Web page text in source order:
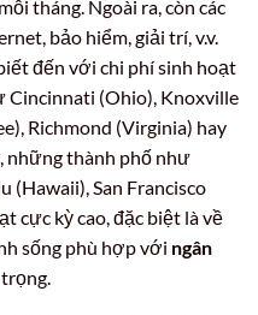
tháng. Ngoài ra, còn các
bảo hiểm, giải trí, v.v.
đến với chi phí sinh hoạt
Cincinnati (Ohio), Knoxville
Richmond (Virginia) hay
những thành phố như
(Hawaii), San Francisco
cực kỳ cao, đặc biệt là về
sống phù hợp với ngân